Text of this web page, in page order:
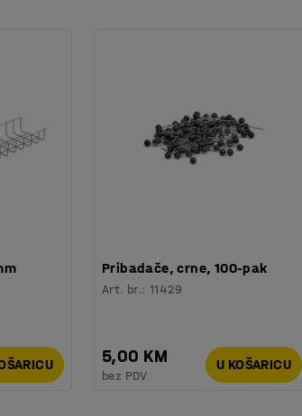
Pribadače, crne, 100-pak
Art. br.:11429
5,00 KM
bez PDV
U KOŠARICU